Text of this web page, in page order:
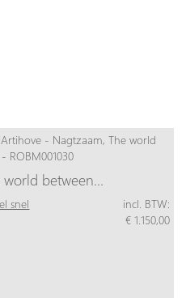
between…
snel
incl. BTW:
€ 1.150,00